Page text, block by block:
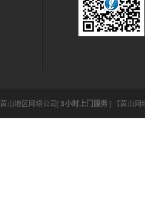
黄山地区网络公司[3小时上门服务] 【黄山网